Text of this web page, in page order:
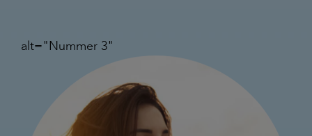
alt="Nummer 3"